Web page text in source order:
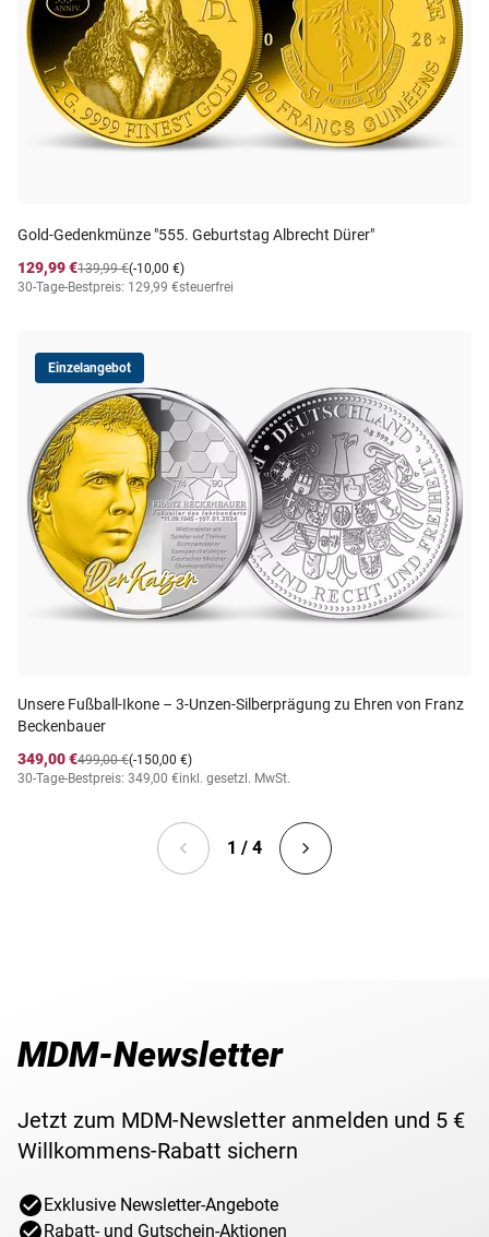
Gold-Gedenkmünze "555. Geburtstag Albrecht Dürer"
129,99 €
(-10,00 €)
139,99 €
30-Tage-Bestpreis: 129,99 €steuerfrei
Einzelangebot
Unsere Fußball-Ikone – 3-Unzen-Silberprägung zu Ehren von Franz
Beckenbauer
349,00 €
(-150,00 €)
499,00 €
30-Tage-Bestpreis: 349,00 €inkl. gesetzl. MwSt.
1 / 4
MDM-Newsletter
Jetzt zum MDM-Newsletter anmelden und 5 €
Willkommens-Rabatt sichern
Exklusive Newsletter-Angebote
Rabatt- und Gutschein-Aktionen